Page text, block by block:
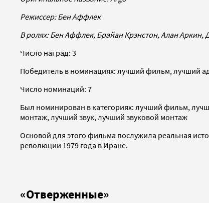
Режиссер: Бен Аффлек
В ролях: Бен Аффлек, Брайан Крэнстон, Алан Аркин,
Число наград: 3
Победитель в номинациях: лучший фильм, лучший
Число номинаций: 7
Был номинирован в категориях: лучший фильм,
монтаж, лучший звук, лучший звуковой монтаж
Основой для этого фильма послужила реальная
революции 1979 года в Иране.
«Отверженные»